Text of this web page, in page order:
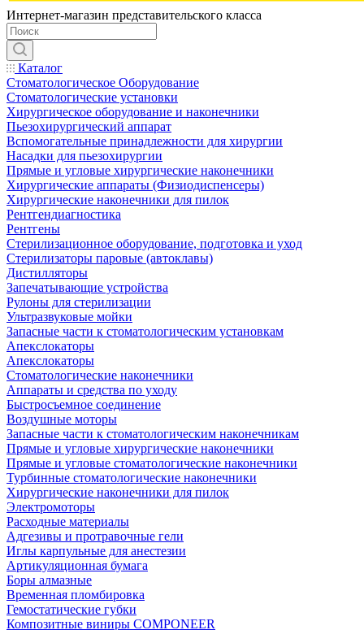
Интернет-магазин представительского класса
Каталог
Стоматологическое Оборудование
Стоматологические установки
Хирургическое оборудование и наконечники
Пьезохирургический аппарат
Вспомогательные принадлежности для хирургии
Насадки для пьезохирургии
Прямые и угловые хирургические наконечники
Хирургические аппараты (Физиодиспенсеры)
Хирургические наконечники для пилок
Рентгендиагностика
Рентгены
Стерилизационное оборудование, подготовка и уход
Стерилизаторы паровые (автоклавы)
Дистилляторы
Запечатывающие устройства
Рулоны для стерилизации
Ультразвуковые мойки
Запасные части к стоматологическим установкам
Апекслокаторы
Апекслокаторы
Стоматологические наконечники
Аппараты и средства по уходу
Быстросъемное соединение
Воздушные моторы
Запасные части к стоматологическим наконечникам
Прямые и угловые хирургические наконечники
Прямые и угловые стоматологические наконечники
Турбинные стоматологические наконечники
Хирургические наконечники для пилок
Электромоторы
Расходные материалы
Адгезивы и протравочные гели
Иглы карпульные для анестезии
Артикуляционная бумага
Боры алмазные
Временная пломбировка
Гемостатические губки
Композитные виниры COMPONEER